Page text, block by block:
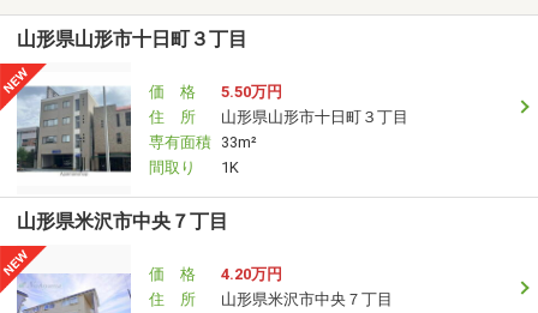
山形県山形市十日町３丁目
価 格
5.50万円
住 所
山形県山形市十日町３丁目
専有面積 33m²
間取り
1K
山形県米沢市中央７丁目
価 格
4.20万円
住 所
山形県米沢市中央７丁目